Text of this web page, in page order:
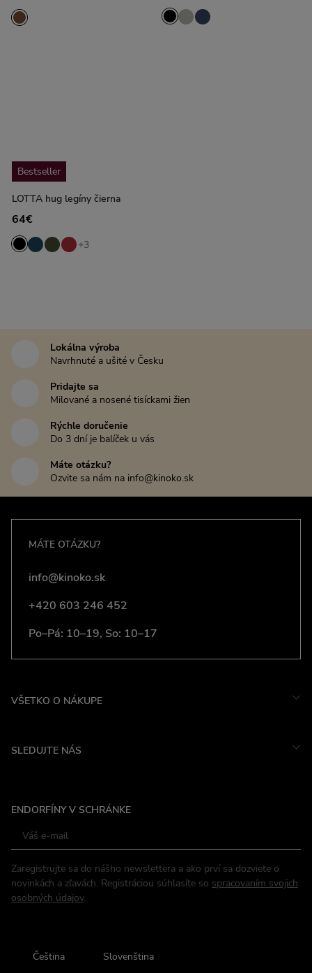
Bestseller
LOTTA hug legíny čierna
64€
+3
Lokálna výroba
Navrhnuté a ušité v Česku
Pridajte sa
Milované a nosené tisíckami žien
Rýchle doručenie
Do 3 dní je balíček u vás
Máte otázku?
Ozvite sa nám na info@kinoko.sk
MÁTE OTÁZKU?
info@kinoko.sk
+420 603 246 452
Po–Pá: 10–19, So: 10–17
VŠETKO O NÁKUPE
SLEDUJTE NÁS
Facebook
ENDORFÍNY V SCHRÁNKE
Zaregistrujte sa do nášho newslettera a ako prví sa dozviete o
novinkách a zľavách. Registráciou súhlasíte so spracovaním svojich
osobných údajov.
Čeština Slovenština